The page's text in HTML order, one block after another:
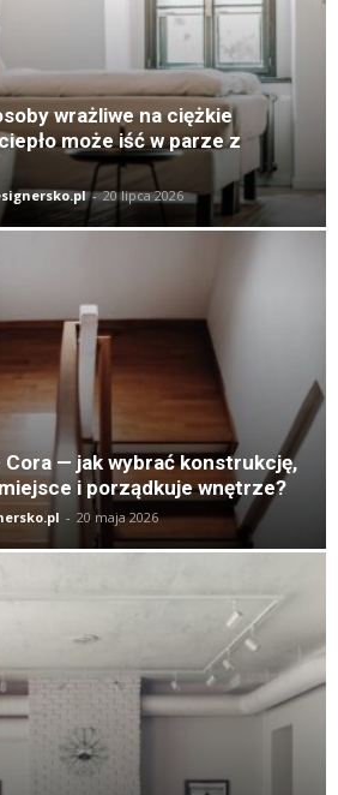
wrażliwe na ciężkie
może iść w parze z
- 20 lipca 2026
— jak wybrać konstrukcję,
i porządkuje wnętrze?
- 20 maja 2026